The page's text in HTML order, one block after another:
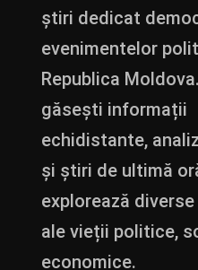
știri dedicat
evenimentelor
Republica
găsești informații
echidistante,
și știri de ultimă
explorează
ale vieții politice,
economice.